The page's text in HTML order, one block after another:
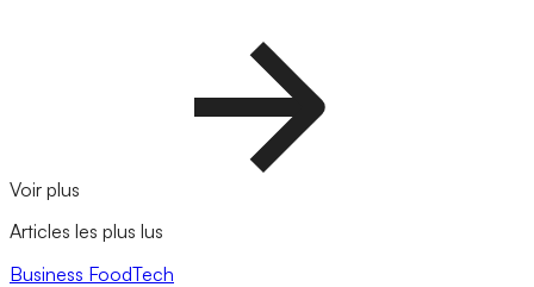
Voir plus
Articles les plus lus
Business FoodTech